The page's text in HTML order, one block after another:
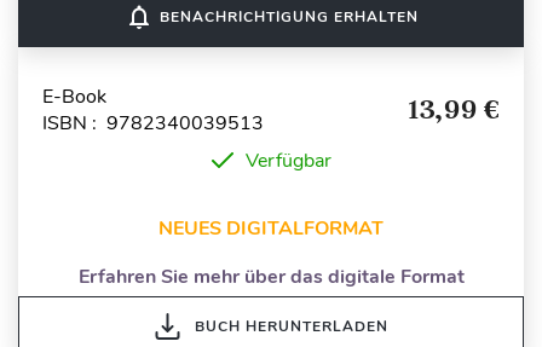
notifications_none BENACHRICHTIGUNG ERHALTEN
E-Book
ISBN : 9782340039513
13,99 €
Verfügbar
NEUES DIGITALFORMAT
Erfahren Sie mehr über das digitale Format
BUCH HERUNTERLADEN